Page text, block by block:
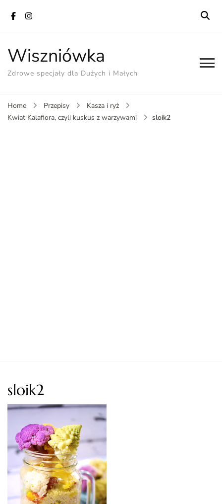
Wiszniówka
Zdrowe specjały dla Dużych i Małych
Home Przepisy
Kasza i ryż
Kwiat Kalafiora, czyli kuskus z warzywami
sloik2
sloik2